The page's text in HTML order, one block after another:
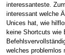
interessanteste.
interessant welche
Unices hat, wie
keine Shortcuts wie
welches problemlos